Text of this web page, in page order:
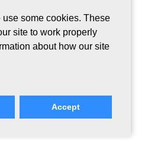
some cookies. These
site to work properly
about how our site
Accept